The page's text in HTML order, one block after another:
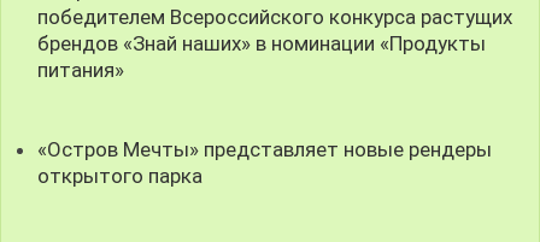
победителем Всероссийского конкурса растущих
брендов «Знай наших» в номинации «Продукты
питания»
«Остров Мечты» представляет новые рендеры
открытого парка